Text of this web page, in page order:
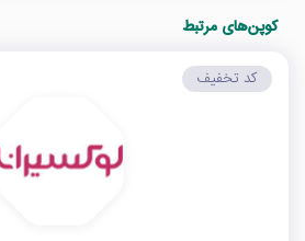
کوپن‌های مرتبط
کد تخفیف